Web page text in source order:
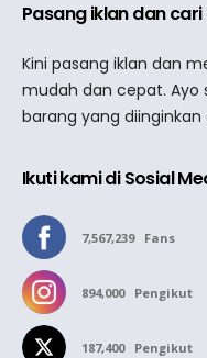
Pasang iklan dan
Kini pasang iklan dan
mudah dan cepat. Ayo
barang yang diinginkan
Ikuti kami di Sosial
7,567,239 Fans
894,000 Pengikut
187,400 Pengikut